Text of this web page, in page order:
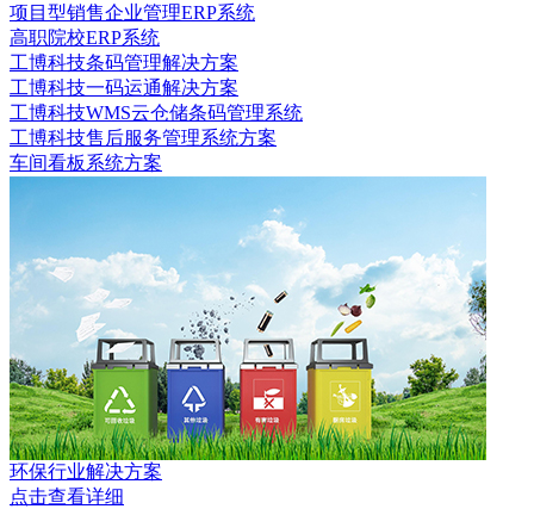
项目型销售企业管理ERP系统
高职院校ERP系统
工博科技条码管理解决方案
工博科技一码运通解决方案
工博科技WMS云仓储条码管理系统
工博科技售后服务管理系统方案
车间看板系统方案
环保行业解决方案
点击查看详细